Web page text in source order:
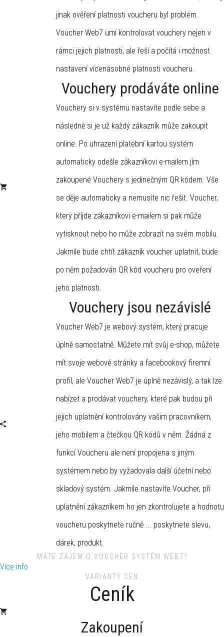
jinak ověření platnosti voucheru byl problém.
Voucher Web7 umí kontrolovat vouchery nejen v
rámci jejich platnosti, ale řeší a počítá i možnost
nastavení vícenásobné platnosti voucheru.
Vouchery prodáváte online
Vouchery si v systému nastavíte podle sebe a
následně si je už každý zákazník může zakoupit
online. Po uhrazení platební kartou systém
automaticky odešle zákazníkovi e-mailem jím
zakoupené Vouchery s jedinečným QR kódem. Vše
se děje automaticky a nemusíte nic řešit. Voucher,
který příjde zákazníkovi e-mailem si pak může
vytisknout nebo ho může zobrazit na svém mobilu.
Jakmile bude chtít zákazník voucher uplatnit, bude
po něm požadován QR kód voucheru pro oveření
jeho platnosti.
Vouchery jsou nezávislé
Voucher Web7 je webový systém, který pracuje
úplně samostatně. Můžete mít svůj e-shop, můžete
mít svoje webové stránky a facebookový firemní
profil, ale Voucher Web7 je úplně nezávislý, a tak lze
nabízet a prodávat vouchery, které pak budou při
jejich uplatnění kontrolovány vašim pracovníkem,
jeho mobilem a čtečkou QR kódů v něm. Žádná z
funkcí Voucheru ale není propojena s jiným
systémem nebo by vyžadovala další účetní nebo
skladový systém. Jakmile nastavíte Voucher, při
uplatnění zákazníkem ho jen zkontrolujete a hodnotu
voucheru poskytnete ručně ... poskytnete slevu,
dárek, produkt.
MÁTE ZÁJEM O VOUCHER SYSTÉM WEB7?
Více info
VARIANTY CEN
Ceník
Zakoupení